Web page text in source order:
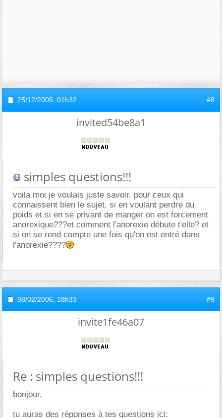
25/12/2005, 01h32 #8
invited54be8a1
simples questions!!!
voila moi je voulais juste savoir, pour ceux qui
connaissent bien le sujet, si en voulant perdre du
poids et si en se privant de manger on est forcement
anorexique???et comment l'anorexie débute t'elle? et
si on se rend compte une fois qu'on est entré dans
l'anorexie????
08/02/2006, 18h33 #9
invite1fe46a07
Re : simples questions!!!
bonjour,
tu auras des réponses à tes questions ici: